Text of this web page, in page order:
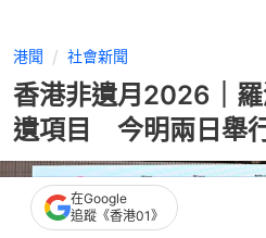
港聞 社會新聞
香港非遺月2026｜
遺項目 今明兩日舉
在Google
追蹤《香港01》